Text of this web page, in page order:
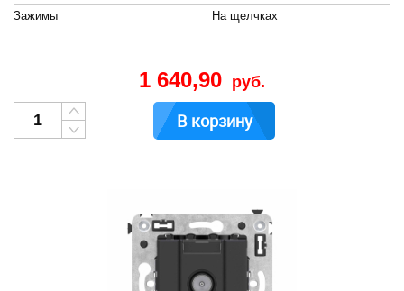
Зажимы
На щелчках
1 640,90 руб.
В корзину